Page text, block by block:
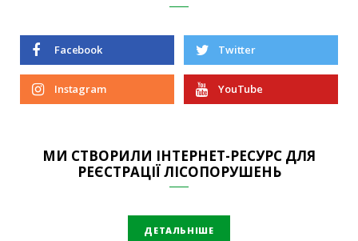
Facebook Twitter
Instagram YouTube
МИ СТВОРИЛИ ІНТЕРНЕТ-РЕСУРС ДЛЯ
РЕЄСТРАЦІЇ ЛІСОПОРУШЕНЬ
ДЕТАЛЬНІШЕ